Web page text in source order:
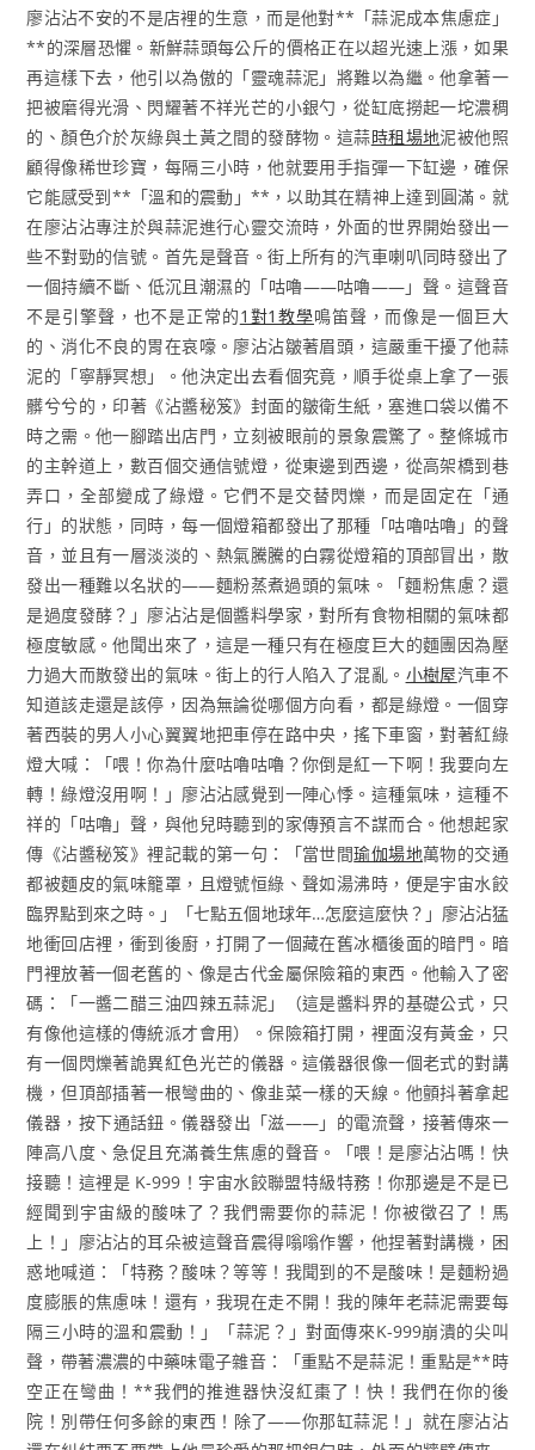
廖沾沾不安的不是店裡的生意，而是他對**「蒜泥成本焦慮症」
**的深層恐懼。新鮮蒜頭每公斤的價格正在以超光速上漲，如果
再這樣下去，他引以為傲的「靈魂蒜泥」將難以為繼。他拿著一
把被磨得光滑、閃耀著不祥光芒的小銀勺，從缸底撈起一坨濃稠
的、顏色介於灰綠與土黃之間的發酵物。這蒜時租場地泥被他照
顧得像稀世珍寶，每隔三小時，他就要用手指彈一下缸邊，確保
它能感受到**「溫和的震動」**，以助其在精神上達到圓滿。就
在廖沾沾專注於與蒜泥進行心靈交流時，外面的世界開始發出一
些不對勁的信號。首先是聲音。街上所有的汽車喇叭同時發出了
一個持續不斷、低沉且潮濕的「咕嚕——咕嚕——」聲。這聲音
不是引擎聲，也不是正常的1對1教學鳴笛聲，而像是一個巨大
的、消化不良的胃在哀嚎。廖沾沾皺著眉頭，這嚴重干擾了他蒜
泥的「寧靜冥想」。他決定出去看個究竟，順手從桌上拿了一張
髒兮兮的，印著《沾醬秘笈》封面的皺衛生紙，塞進口袋以備不
時之需。他一腳踏出店門，立刻被眼前的景象震驚了。整條城市
的主幹道上，數百個交通信號燈，從東邊到西邊，從高架橋到巷
弄口，全部變成了綠燈。它們不是交替閃爍，而是固定在「通
行」的狀態，同時，每一個燈箱都發出了那種「咕嚕咕嚕」的聲
音，並且有一層淡淡的、熱氣騰騰的白霧從燈箱的頂部冒出，散
發出一種難以名狀的——麵粉蒸煮過頭的氣味。「麵粉焦慮？還
是過度發酵？」廖沾沾是個醬料學家，對所有食物相關的氣味都
極度敏感。他聞出來了，這是一種只有在極度巨大的麵團因為壓
力過大而散發出的氣味。街上的行人陷入了混亂。 小樹屋汽車不
知道該走還是該停，因為無論從哪個方向看，都是綠燈。一個穿
著西裝的男人小心翼翼地把車停在路中央，搖下車窗，對著紅綠
燈大喊：「喂！你為什麼咕嚕咕嚕？你倒是紅一下啊！我要向左
轉！綠燈沒用啊！」廖沾沾感覺到一陣心悸。這種氣味，這種不
祥的「咕嚕」聲，與他兒時聽到的家傳預言不謀而合。他想起家
傳《沾醬秘笈》裡記載的第一句：「當世間瑜伽場地萬物的交通
都被麵皮的氣味籠罩，且燈號恒綠、聲如湯沸時，便是宇宙水餃
臨界點到來之時。」「七點五個地球年…怎麼這麼快？」廖沾沾猛
地衝回店裡，衝到後廚，打開了一個藏在舊冰櫃後面的暗門。暗
門裡放著一個老舊的、像是古代金屬保險箱的東西。他輸入了密
碼：「一醬二醋三油四辣五蒜泥」（這是醬料界的基礎公式，只
有像他這樣的傳統派才會用）。保險箱打開，裡面沒有黃金，只
有一個閃爍著詭異紅色光芒的儀器。這儀器很像一個老式的對講
機，但頂部插著一根彎曲的、像韭菜一樣的天線。他顫抖著拿起
儀器，按下通話鈕。儀器發出「滋——」的電流聲，接著傳來一
陣高八度、急促且充滿養生焦慮的聲音。「喂！是廖沾沾嗎！快
接聽！這裡是 K-999！宇宙水餃聯盟特級特務！你那邊是不是已
經聞到宇宙級的酸味了？我們需要你的蒜泥！你被徵召了！馬
上！」廖沾沾的耳朵被這聲音震得嗡嗡作響，他捏著對講機，困
惑地喊道：「特務？酸味？等等！我聞到的不是酸味！是麵粉過
度膨脹的焦慮味！還有，我現在走不開！我的陳年老蒜泥需要每
隔三小時的溫和震動！」「蒜泥？」對面傳來K-999崩潰的尖叫
聲，帶著濃濃的中藥味電子雜音：「重點不是蒜泥！重點是**時
空正在彎曲！**我們的推進器快沒紅棗了！快！我們在你的後
院！別帶任何多餘的東西！除了——你那缸蒜泥！」就在廖沾沾